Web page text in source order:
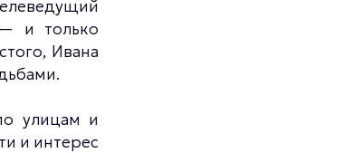
и только
Ивана
улицам и
и интерес